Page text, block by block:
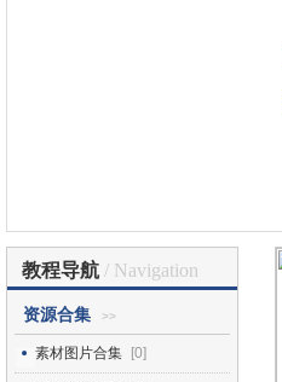
教程导航 / Navigation
资源合集 >>
素材图片合集 [0]